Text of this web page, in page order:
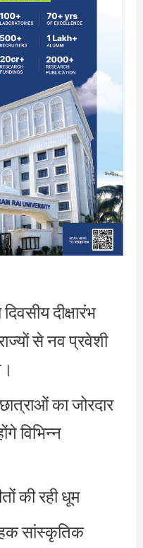
दीक्षारंभ
से नव प्रवेशी
का जोरदार
विभिन्न
की रही धूम
सांस्कृतिक